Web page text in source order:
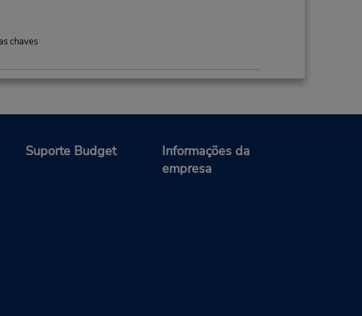
chaves
Suporte Budget
Informações da
empresa